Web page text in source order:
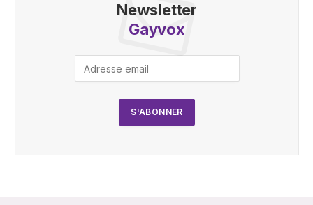
Newsletter
Gayvox